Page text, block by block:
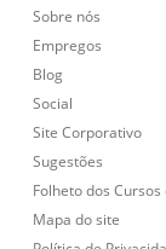
Sobre nós
Empregos
Blog
Social
Site Corporativo
Sugestões
Folheto dos
Mapa do site